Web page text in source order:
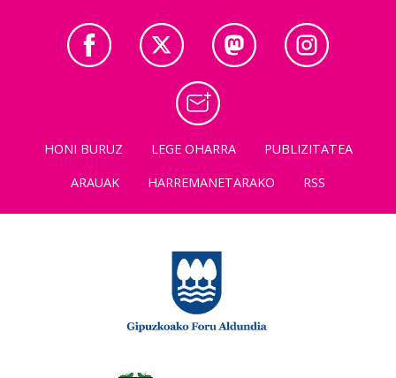
HONI BURUZ LEGE OHARRA
PUBLIZITATEA
ARAUAK
HARREMANETARAKO RSS